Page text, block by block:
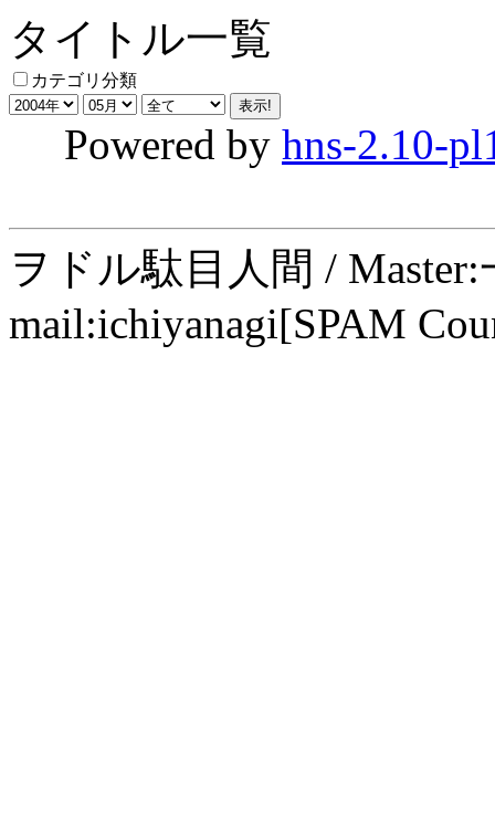
タイトル一覧
カテゴリ分類
Powered by hns-2.10-
ヲドル駄目人間 /
mail:ichiyanagi[SPAM